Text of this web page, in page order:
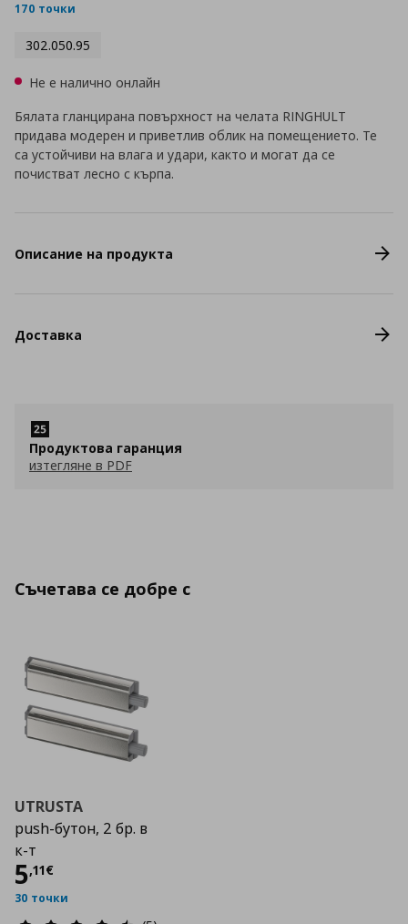
170 точки
302.050.95
Не е налично онлайн
Бялата гланцирана повърхност на челата RINGHULT
придава модерен и приветлив облик на помещението. Те
са устойчиви на влага и удари, както и могат да се
почистват лесно с кърпа.
Описание на продукта
Доставка
Продуктова гаранция
изтегляне в PDF
Съчетава се добре с
UTRUSTA
push-бутон, 2 бр. в
к-т
5,11€
Цена
30 точки